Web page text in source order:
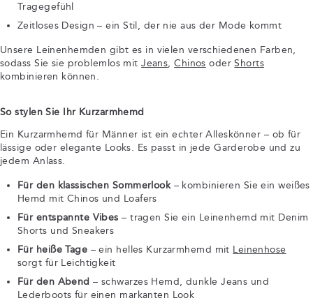
Tragegefühl
Zeitloses Design – ein Stil, der nie aus der Mode kommt
Unsere Leinenhemden gibt es in vielen verschiedenen Farben,
sodass Sie sie problemlos mitJeans,Chinos oderShorts
kombinieren können.
So stylen Sie Ihr Kurzarmhemd
Ein Kurzarmhemd für Männer ist ein echter Alleskönner – ob für
lässige oder elegante Looks. Es passt in jede Garderobe und zu
jedem Anlass.
Für den klassischen Sommerlook– kombinieren Sie ein weißes
Hemd mit Chinos und Loafers
Für entspannte Vibes – tragen Sie ein Leinenhemd mit Denim
Shorts und Sneakers
Für heiße Tage – ein helles Kurzarmhemd mit Leinenhose
sorgt für Leichtigkeit
Für den Abend – schwarzes Hemd, dunkle Jeans und
Lederboots für einen markanten Look